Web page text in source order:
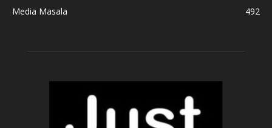
Media Masala
492